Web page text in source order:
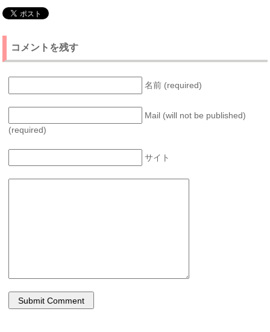
コメントを残す
名前 (required)
Mail (will not be published)
(required)
サイト